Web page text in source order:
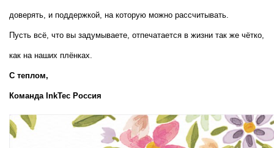
доверять, и поддержкой, на которую можно рассчитывать.
Пусть всё, что вы задумываете, отпечатается в жизни так же чётко,
как на наших плёнках.
С теплом,
Команда InkTec Россия